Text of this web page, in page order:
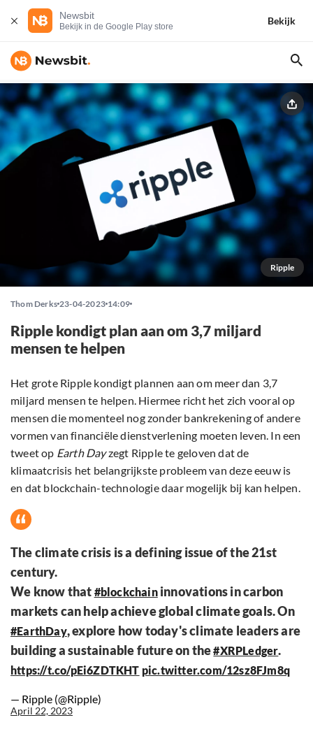
Newsbit
Bekijk in de Google Play store
Bekijk
Ripple
Thom Derks 23-04-2023 14:09
Ripple kondigt plan aan om 3,7 miljard
mensen te helpen
Het grote Ripple kondigt plannen aan om meer dan 3,7
miljard mensen te helpen. Hiermee richt het zich vooral op
mensen die momenteel nog zonder bankrekening of andere
vormen van financiële dienstverlening moeten leven. In een
tweet op Earth Dayzegt Ripple te geloven dat de
klimaatcrisis het belangrijkste probleem van deze eeuw is
en dat blockchain-technologie daar mogelijk bij kan helpen.
The climate crisis is a defining issue of the 21st
century.
We know that #blockchaininnovations in carbon
markets can help achieve global climate goals. On
#EarthDay, explore how today's climate leaders are
building a sustainable future on the#XRPLedger.
https://t.co/pEi6ZDTKHT pic.twitter.com/12sz8FJm8q
— Ripple (@Ripple)
April 22, 2023